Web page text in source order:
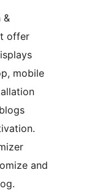
&
offer
mobile
and